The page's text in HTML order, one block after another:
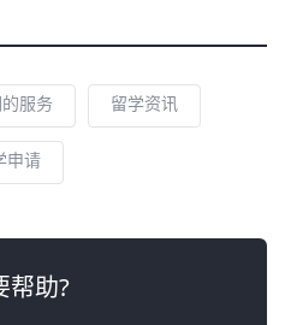
服务 留学资讯
申请
帮助?